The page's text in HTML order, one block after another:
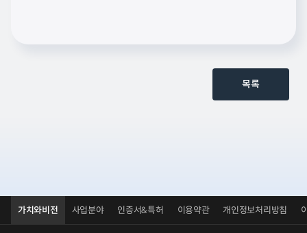
목록
가치와비전 사업분야 인증서&특허 이용약관 개인정보처리방침